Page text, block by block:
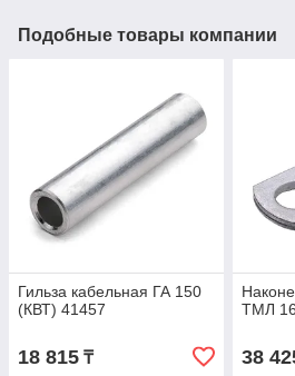
Подобные товары компании
Гильза кабельная ГА 150
(КВТ) 41457
18 815 ₸
ТМЛ
38